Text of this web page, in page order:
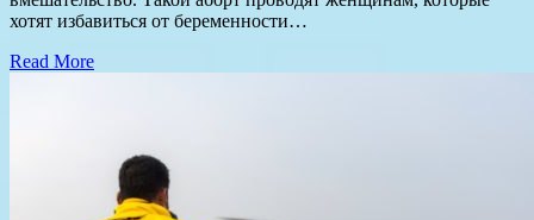
хотят избавиться от беременности…
Read More